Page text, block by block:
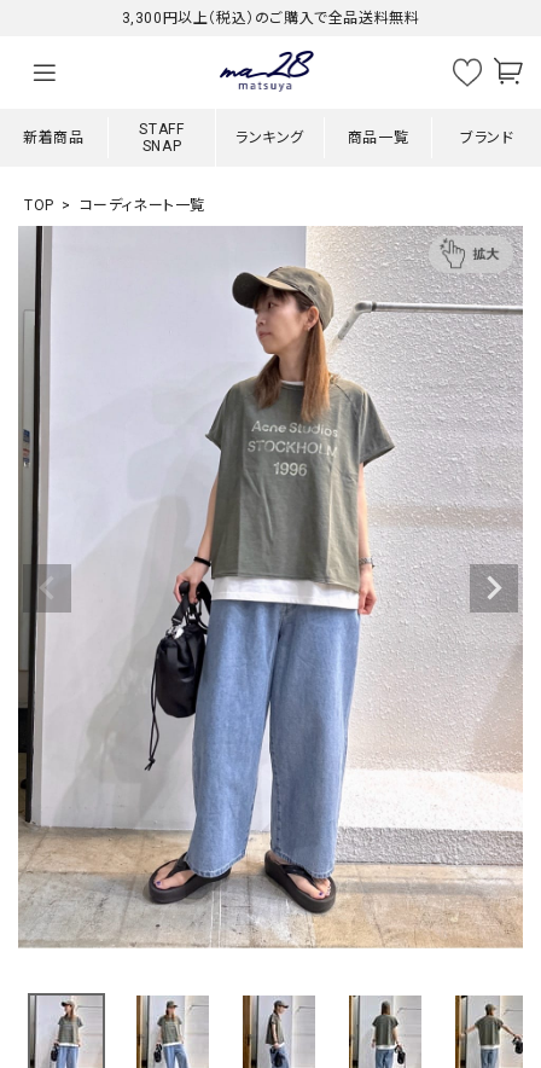
3,300円以上（税込）のご購入で全品送料無料
新着商品
STAFF
SNAP
ランキング 商品一覧 ブランド
TOP コーディネート一覧